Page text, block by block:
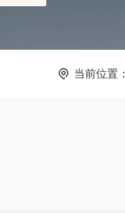
当前位置：